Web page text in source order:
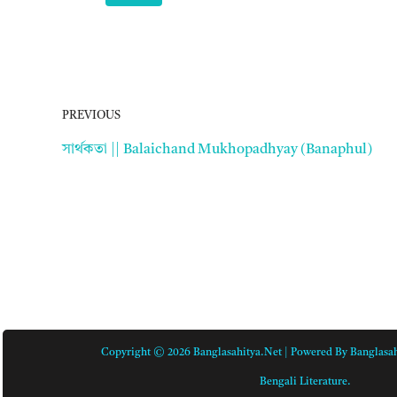
PREVIOUS
সার্থকতা || Balaichand Mukhopadhyay (Banaphul)
Copyright © 2026 Banglasahitya.net | Powered By
Bengali Literature.